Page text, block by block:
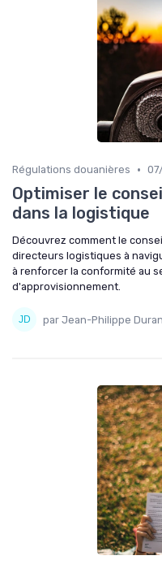
Régulations douanières •
Optimiser le
dans la logistique
Découvrez comment le
directeurs logistiques à
à renforcer la conformité au
d'approvisionnement.
par Jean-Philippe